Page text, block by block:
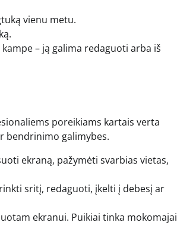
vienu metu.
– ją galima redaguoti arba iš
poreikiams kartais verta
bendrinimo galimybes.
ekraną, pažymėti svarbias vietas,
sritį, redaguoti, įkelti į debesį ar
ekranui. Puikiai tinka mokomajai